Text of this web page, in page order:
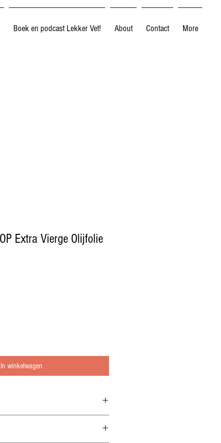
Boek en podcast Lekker Vet! About Contact More
Extra Vierge Olijfolie
In winkelwagen